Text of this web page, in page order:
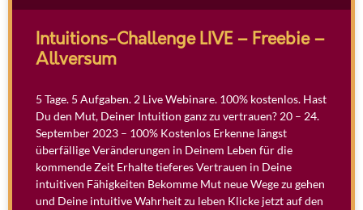
Intuitions-Challenge LIVE – Freebie –
Allversum
5 Tage. 5 Aufgaben. 2 Live Webinare. 100% kostenlos. Hast
Du den Mut, Deiner Intuition ganz zu vertrauen? 20 – 24.
September 2023 – 100% Kostenlos Erkenne längst
überfällige Veränderungen in Deinem Leben für die
kommende Zeit Erhalte tieferes Vertrauen in Deine
intuitiven Fähigkeiten Bekomme Mut neue Wege zu gehen
und Deine intuitive Wahrheit zu leben Klicke jetzt auf den